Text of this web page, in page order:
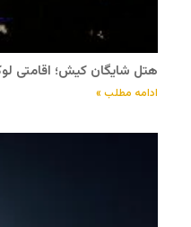
هتل شایگان کیش؛ اقامتی
ادامه مطلب »